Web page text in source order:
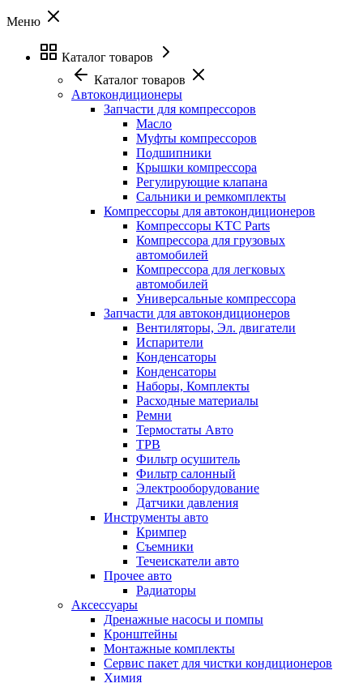
Меню
Каталог товаров
Каталог товаров
Автокондиционеры
Запчасти для компрессоров
Масло
Муфты компрессоров
Подшипники
Крышки компрессора
Регулирующие клапана
Сальники и ремкомплекты
Компрессоры для автокондиционеров
Компрессоры KTC Parts
Компрессора для грузовых
автомобилей
Компрессора для легковых
автомобилей
Универсальные компрессора
Запчасти для автокондиционеров
Вентиляторы, Эл. двигатели
Испарители
Конденсаторы
Конденсаторы
Наборы, Комплекты
Расходные материалы
Ремни
Термостаты Авто
ТРВ
Фильтр осушитель
Фильтр салонный
Электрооборудование
Датчики давления
Инструменты авто
Кримпер
Съемники
Течеискатели авто
Прочее авто
Радиаторы
Аксессуары
Дренажные насосы и помпы
Кронштейны
Монтажные комплекты
Сервис пакет для чистки кондиционеров
Химия